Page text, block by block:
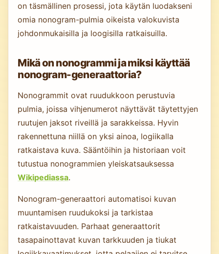
on täsmällinen prosessi, jota käytän luodakseni
omia nonogram-pulmia oikeista valokuvista
johdonmukaisilla ja loogisilla ratkaisuilla.
Mikä on nonogrammi ja miksi käyttää
nonogram-generaattoria?
Nonogrammit ovat ruudukkoon perustuvia
pulmia, joissa vihjenumerot näyttävät täytettyjen
ruutujen jaksot riveillä ja sarakkeissa. Hyvin
rakennettuna niillä on yksi ainoa, logiikalla
ratkaistava kuva. Sääntöihin ja historiaan voit
tutustua nonogrammien yleiskatsauksessa
Wikipediassa.
Nonogram-generaattori automatisoi kuvan
muuntamisen ruudukoksi ja tarkistaa
ratkaistavuuden. Parhaat generaattorit
tasapainottavat kuvan tarkkuuden ja tiukat